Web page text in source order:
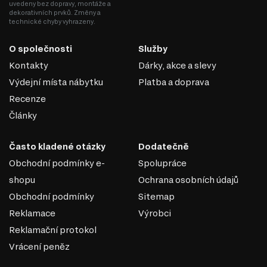
DŘEVOTŘÍSKA
DTD (dřevotřísková deska) je jedním z nejrozšířenějších
materiálů v nábytkářském průmyslu. Vyrábí se lisováním
syntetických pryskyřic jako pojiva. DTD je základním
ploch a dekorativních panelů díky své ekonomičnosti,
univerzálnosti a dostupnosti.
Výhody DTD:
Různorodost designů: Umožňuje výrobu nábytku v moderním,
klasickém nebo jiném stylu díky široké škále dekorativních povrchů.
výrobu nábytku různých tvarů a konstrukcí.
uvedeny bez dopravy, montáže a
dekorativních prvků. Změny a
technické chyby vyhrazeny.
O společnosti
Kontakty
Výdejní místa nábytku
Recenze
Články
Služby
Dárky, akce a slevy
Platba a doprava
Často kladené otázky
Obchodní podmínky e-
shopu
Obchodní podmínky
Reklamace
Reklamační protokol
Vrácení peněz
Dodatečně
Spolupráce
Ochrana osobních údajů
Sitemap
Výrobci